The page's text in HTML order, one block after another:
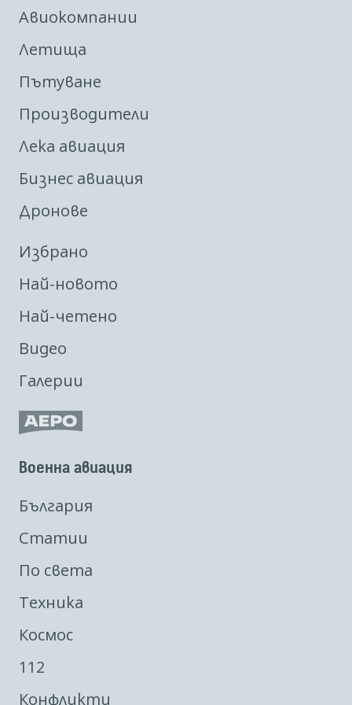
Авиокомпании
Летища
Пътуване
Производители
Лека авиация
Бизнес авиация
Дронове
Избрано
Най-новото
Най-четено
Видео
Галерии
Военна авиация
България
Статии
По света
Техника
Космос
112
Конфликти